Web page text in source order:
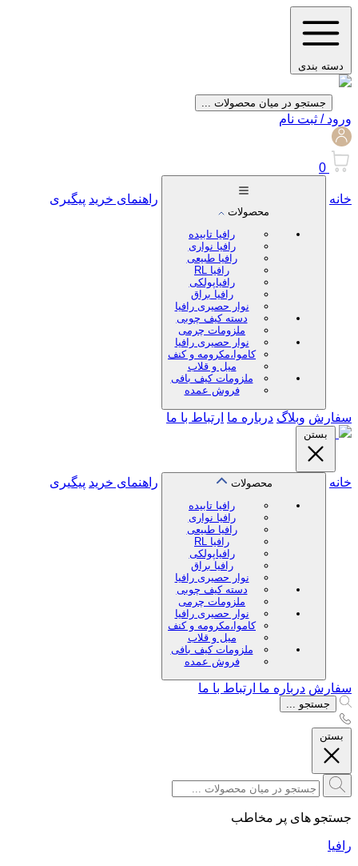
دسته بندی
جستجو در میان محصولات ...
ورود / ثبت نام
0
خانه
محصولات
رافیا تابیده
رافیا نواری
رافیا طبیعی
رافیا RL
رافیاپولکی
رافیا براق
نوار حصیری رافیا
دسته کیف چوبی
ملزومات چرمی
نوار حصیری رافیا
کاموا،مکرومه و کنف
میل و قلاب
ملزومات کیف بافی
فروش عمده
راهنمای خرید پیگیری
سفارش وبلاگ درباره ما ارتباط با ما
بستن
خانه
محصولات
رافیا تابیده
رافیا نواری
رافیا طبیعی
رافیا RL
رافیاپولکی
رافیا براق
نوار حصیری رافیا
دسته کیف چوبی
ملزومات چرمی
نوار حصیری رافیا
کاموا،مکرومه و کنف
میل و قلاب
ملزومات کیف بافی
فروش عمده
راهنمای خرید پیگیری
سفارش درباره ما ارتباط با ما
جستجو ...
بستن
جستجو های پر مخاطب
رافیا